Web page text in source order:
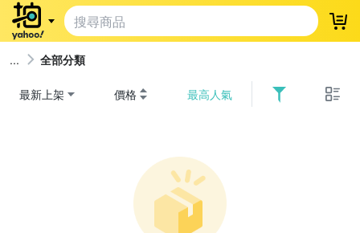
登
全部分類
最新上架 價格 最高人氣